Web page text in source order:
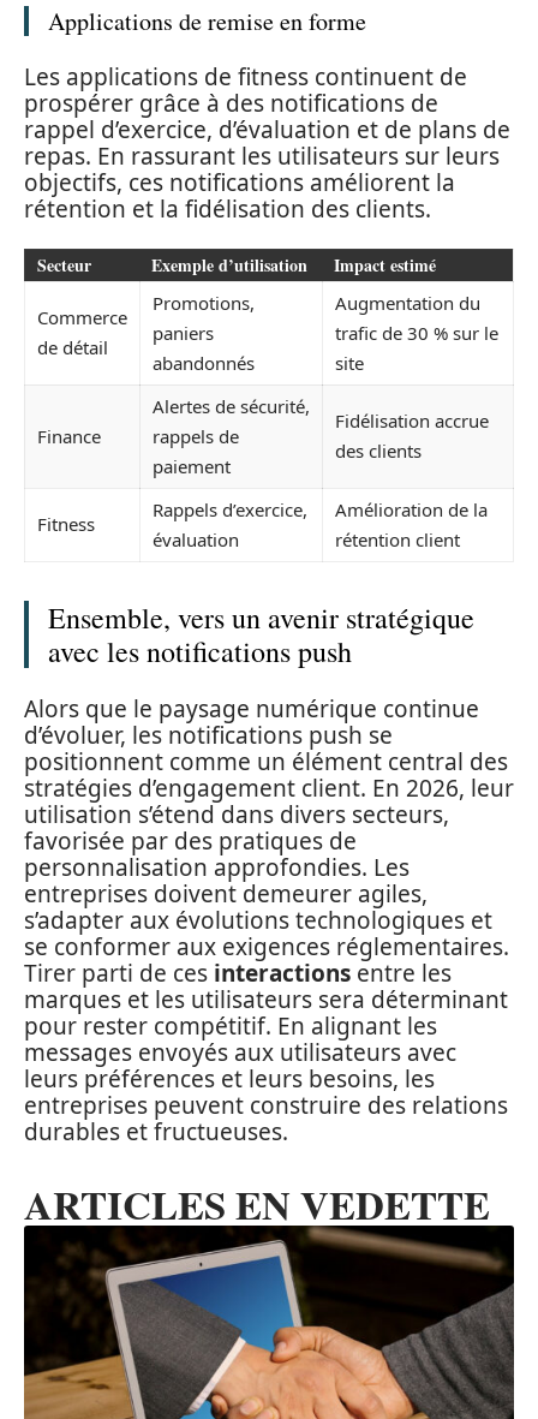
Applications de remise en forme
Les applications de fitness continuent de
prospérer grâce à des notifications de
rappel d’exercice, d’évaluation et de plans de
repas. En rassurant les utilisateurs sur leurs
objectifs, ces notifications améliorent la
rétention et la fidélisation des clients.
Secteur Exemple d’utilisation Impact estimé
Commerce
de détail
Promotions,
paniers
abandonnés
Augmentation du
trafic de 30 % sur le
site
Finance
Alertes de sécurité,
rappels de
paiement
Fidélisation accrue
des clients
Fitness
Rappels d’exercice,
évaluation
Amélioration de la
rétention client
Ensemble, vers un avenir stratégique
avec les notifications push
Alors que le paysage numérique continue
d’évoluer, les notifications push se
positionnent comme un élément central des
stratégies d’engagement client. En 2026, leur
utilisation s’étend dans divers secteurs,
favorisée par des pratiques de
personnalisation approfondies. Les
entreprises doivent demeurer agiles,
s’adapter aux évolutions technologiques et
se conformer aux exigences réglementaires.
Tirer parti de ces interactions entre les
marques et les utilisateurs sera déterminant
pour rester compétitif. En alignant les
messages envoyés aux utilisateurs avec
leurs préférences et leurs besoins, les
entreprises peuvent construire des relations
durables et fructueuses.
ARTICLES EN VEDETTE